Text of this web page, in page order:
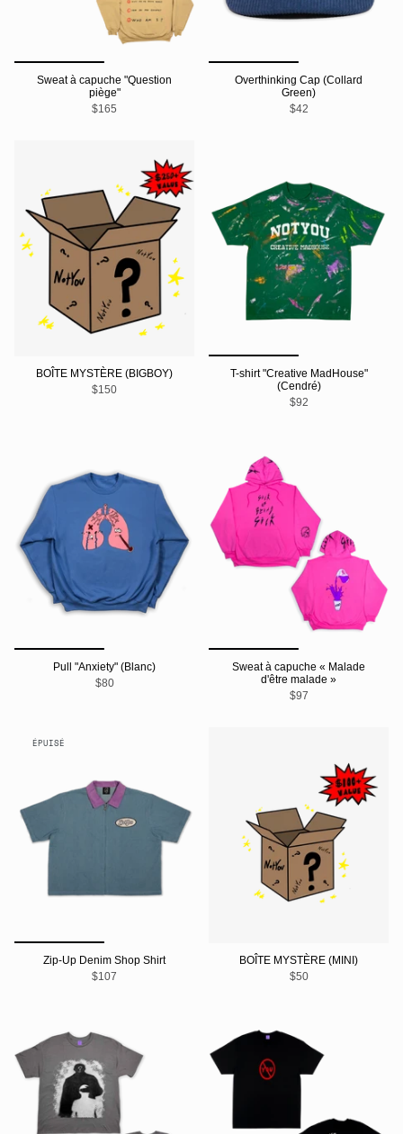
Sweat à capuche "Question
piège"
$165
Overthinking Cap (Collard
Green)
$42
BOÎTE MYSTÈRE (BIGBOY)
$150
T-shirt "Creative MadHouse"
(Cendré)
$92
Pull "Anxiety" (Blanc)
$80
Sweat à capuche « Malade
d'être malade »
$97
ÉPUISÉ
Zip-Up Denim Shop Shirt
$107
BOÎTE MYSTÈRE (MINI)
$50